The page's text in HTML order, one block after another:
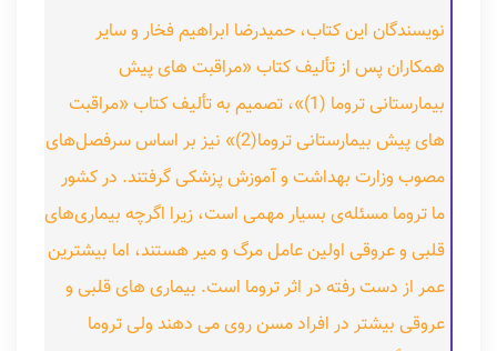
نویسندگان این کتاب، حمیدرضا ابراهیم فخار و سایر
همکاران پس از تألیف کتاب «مراقبت های پیش
بیمارستانی تروما (1)»، تصمیم به تألیف کتاب «مراقبت
های پیش بیمارستانی تروما(2)» نیز بر اساس سرفصل‌های
مصوب وزارت بهداشت و آموزش پزشکی گرفتند. در کشور
ما تروما مسئله‌ی بسیار مهمی است، زیرا اگرچه بیماری‌های
قلبی و عروقی اولین عامل مرگ و میر هستند، اما بیشترین
عمر از دست رفته در اثر تروما است. بیماری های قلبی و
عروقی بیشتر در افراد مسن روی می دهند ولی تروما